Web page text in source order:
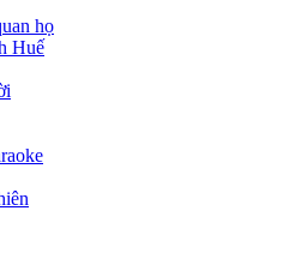
họ
Huế